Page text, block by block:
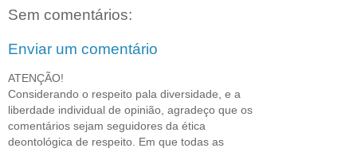
Sem comentários:
Enviar um comentário
ATENÇÃO!
Considerando o respeito pala diversidade, e a
liberdade individual de opinião, agradeço que os
comentários sejam seguidores da ética
deontológica de respeito. Em que todas as